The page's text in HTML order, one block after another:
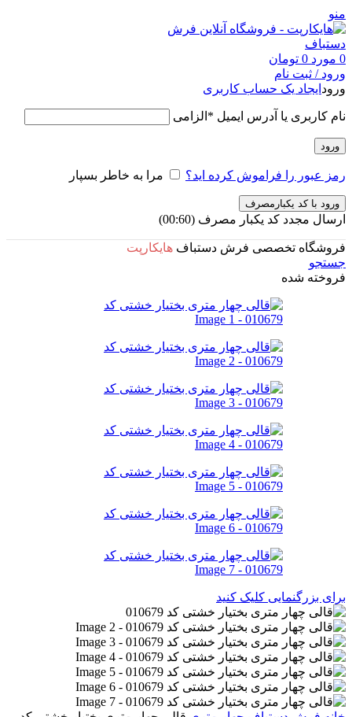
منو
0 مورد 0 تومان
ورود / ثبت نام
ورود ایجاد یک حساب کاربری
نام کاربری یا آدرس ایمیل * الزامی
ورود
رمز عبور را فراموش کرده اید؟ مرا به خاطر بسپار
ورود با کد یکبارمصرف
ارسال مجدد کد یکبار مصرف (00:
60
)
فروشگاه تخصصی فرش دستباف هایکارپت
جستجو
فروخته شده
برای بزرگنمایی کلیک کنید